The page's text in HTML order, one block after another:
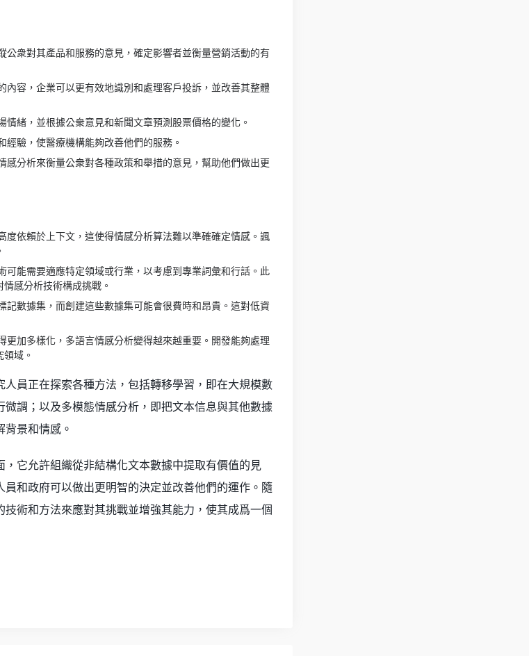
公衆對其產品和服務的意見，確定影響者並衡量營銷活動的有
內容，企業可以更有效地識別和處理客戶投訴，並改善其整體
緒，並根據公衆意見和新聞文章預測股票價格的變化。
驗，使醫療機構能夠改善他們的服務。
感分析來衡量公衆對各種政策和舉措的意見，幫助他們做出更
度依賴於上下文，這使得情感分析算法難以準確確定情感。諷
可能需要適應特定領域或行業，以考慮到專業詞彙和行話。此
感分析技術構成挑戰。
記數據集，而創建這些數據集可能會很費時和昂貴。這對低資
更加多樣化，多語言情感分析變得越來越重要。開發能夠處理
域。
員正在探索各種方法，包括轉移學習，即在大規模數
調；以及多模態情感分析，即把文本信息與其他數據
景和情感。
它允許組織從非結構化文本數據中提取有價值的見
和政府可以做出更明智的決定並改善他們的運作。隨
術和方法來應對其挑戰並增強其能力，使其成爲一個